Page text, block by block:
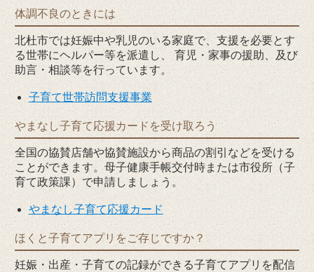
体調不良のときには
北杜市では妊娠中や乳児のいる家庭で、支援を必要とす
る世帯にヘルパー等を派遣し、 育児・家事の援助、及び
助言・相談等を行っています。
子育て世帯訪問支援事業
やまなし子育て応援カードを受け取ろう
全国の協賛店舗や協賛施設から商品の割引などを受ける
ことができます。母子健康手帳交付時または市役所（子
育て政策課）で申請しましょう。
やまなし子育て応援カード
ほくと子育てアプリをご存じですか？
妊娠・出産・子育ての記録ができる子育てアプリを配信